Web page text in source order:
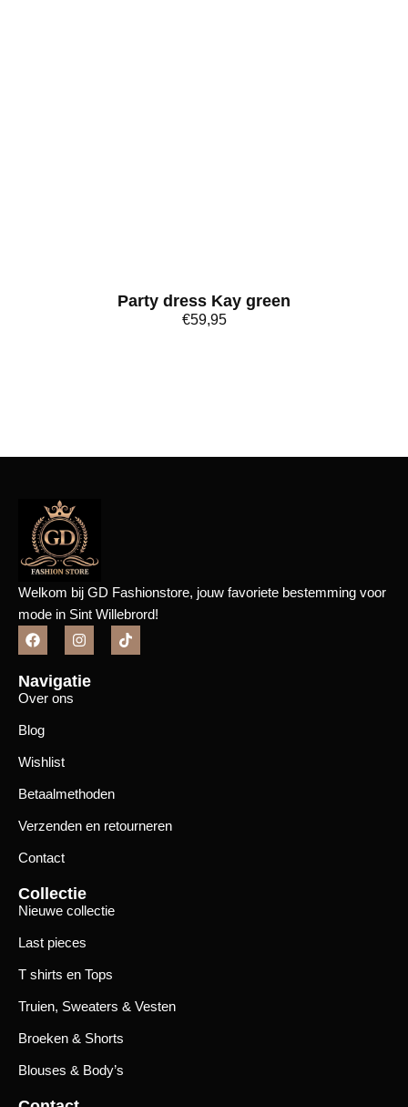
Party dress Kay green
€59,95
Welkom bij GD Fashionstore, jouw favoriete bestemming voor
mode in Sint Willebrord!
Navigatie
Over ons
Blog
Wishlist
Betaalmethoden
Verzenden en retourneren
Contact
Collectie
Nieuwe collectie
Last pieces
T shirts en Tops
Truien, Sweaters & Vesten
Broeken & Shorts
Blouses & Body’s